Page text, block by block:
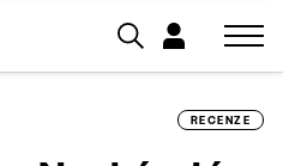
RECENZE